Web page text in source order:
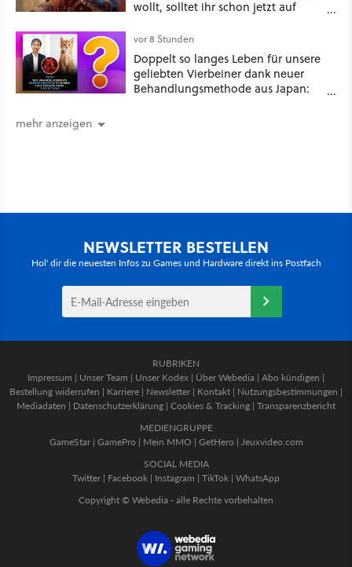
wollt, solltet ihr schon jetzt auf
vor 8 Stunden
Doppelt so langes Leben für unsere
geliebten Vierbeiner dank neuer
Behandlungsmethode aus Japan:
mehr anzeigen
NEWSLETTER BESTELLEN
Hol' dir die neuesten Infos zu Games und Hardware direkt ins Postfach
RUBRIKEN
Impressum | Unser Team | Unser Kodex | Über Webedia | Abo kündigen |
Bestellung widerrufen | Karriere | Newsletter | Kontakt | Nutzungsbestimmungen |
Mediadaten | Datenschutzerklärung | Cookies & Tracking | Transparenzbericht
MEDIENGRUPPE
GameStar| GamePro | Mein MMO | GetHero | Jeuxvideo.com
SOCIAL MEDIA
Twitter | Facebook | Instagram | TikTok | WhatsApp
Copyright © Webedia - alle Rechte vorbehalten